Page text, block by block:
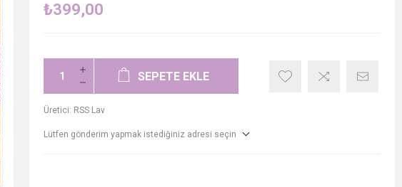
₺399,00
SEPETE EKLE
Üretici: RSS Lav
Lütfen gönderim yapmak istediğiniz adresi seçin